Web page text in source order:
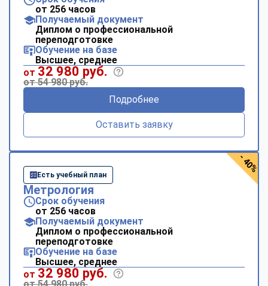
от 256 часов
Получаемый документ
Диплом о профессиональной
переподготовке
Обучение на базе
Высшее, среднее
от 32 980 руб.
от 54 980 руб.
Подробнее
Оставить заявку
Есть учебный план
Метрология
Срок обучения
от 256 часов
Получаемый документ
Диплом о профессиональной
переподготовке
Обучение на базе
Высшее, среднее
от 32 980 руб.
- 40%